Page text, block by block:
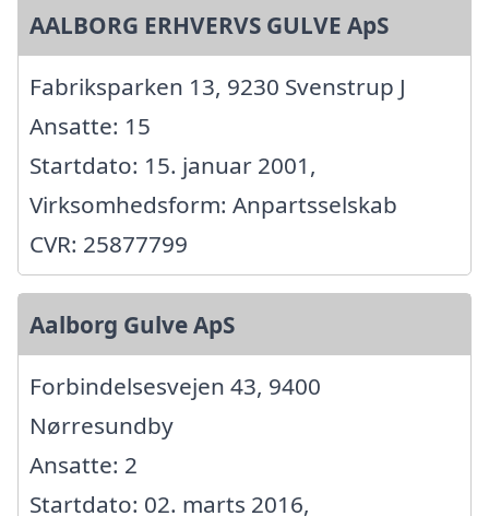
AALBORG ERHVERVS GULVE ApS
Fabriksparken 13, 9230 Svenstrup J
Ansatte: 15
Startdato: 15. januar 2001,
Virksomhedsform: Anpartsselskab
CVR: 25877799
Aalborg Gulve ApS
Forbindelsesvejen 43, 9400
Nørresundby
Ansatte: 2
Startdato: 02. marts 2016,